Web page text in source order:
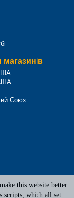
магазинів
Союз
this website better.
scripts, which all set